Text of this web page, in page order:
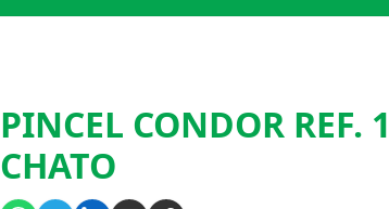
PINCEL CONDOR REF.
CHATO